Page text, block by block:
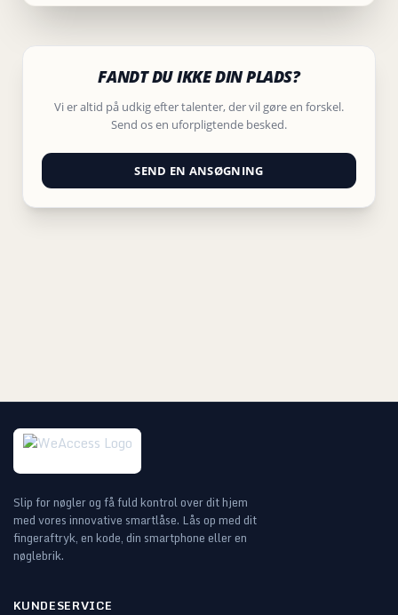
FANDT DU IKKE DIN PLADS?
Vi er altid på udkig efter talenter, der vil gøre en forskel.
Send os en uforpligtende besked.
SEND EN ANSØGNING
Slip for nøgler og få fuld kontrol over dit hjem
med vores innovative smartlåse. Lås op med dit
fingeraftryk, en kode, din smartphone eller en
nøglebrik.
KUNDESERVICE